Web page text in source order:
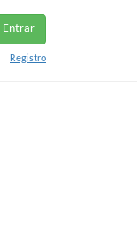
Entrar
Registro